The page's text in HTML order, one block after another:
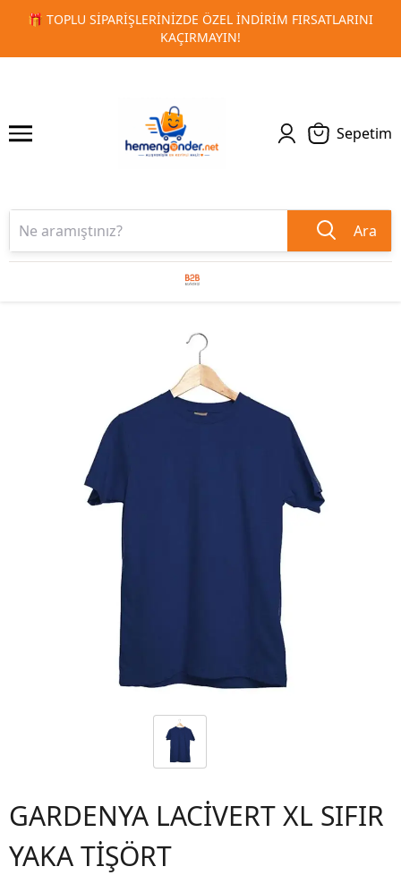
🚀 KURUMSAL PROMOSYON VE MATBAA
1 2
Sepetim
Ara
GARDENYA LACİVERT XL SIFIR
YAKA TİŞÖRT